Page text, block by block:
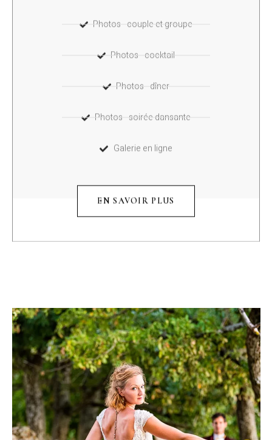
Photos - couple et groupe
Photos - cocktail
Photos - dîner
Photos - soirée dansante
Galerie en ligne
EN SAVOIR PLUS